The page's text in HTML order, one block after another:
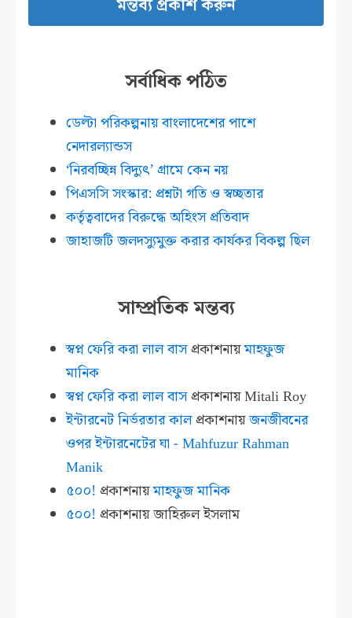
সর্বাধিক পঠিত
ডেল্টা পরিকল্পনায় বাংলাদেশের পাশে
নেদারল্যান্ডস
‘নিরবচ্ছিন্ন বিদ্যুৎ’ গ্রামে কেন নয়
পিএসসি সংস্কার: প্রশ্নটা গতি ও স্বচ্ছতার
কর্তৃত্ববাদের বিরুদ্ধে অহিংস প্রতিবাদ
জাহাজটি জলদস্যুমুক্ত করার কার্যকর বিকল্প ছিল
সাম্প্রতিক মন্তব্য
স্বপ্ন ফেরি করা লাল বাসপ্রকাশনায়মাহফুজ
মানিক
স্বপ্ন ফেরি করা লাল বাসপ্রকাশনায়Mitali Roy
ইন্টারনেট নির্ভরতার কালপ্রকাশনায়জনজীবনের
ওপর ইন্টারনেটের ঘা - Mahfuzur Rahman
Manik
৫০০! প্রকাশনায়মাহফুজ মানিক
৫০০! প্রকাশনায়জাহিরুল ইসলাম